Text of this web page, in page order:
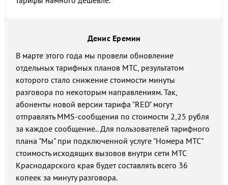
Денис Еремин
В марте этого года мы провели обновление
отдельных тарифных планов МТС, результатом
которого стало снижение стоимости минуты
разговора по некоторым направлениям. Так,
абоненты новой версии тарифа "RED" могут
отправлять MMS-сообщения по стоимости 2,25 рубля
за каждое сообщение.. Для пользователей тарифного
плана "Мы" при подключенной услуге "Номера МТС"
стоимость исходящих вызовов внутри сети МТС
Краснодарского края будет составлять всего 36
копеек за минуту разговора.